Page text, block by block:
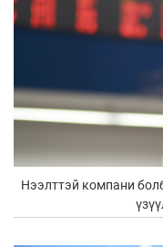
Нээлттэй компани